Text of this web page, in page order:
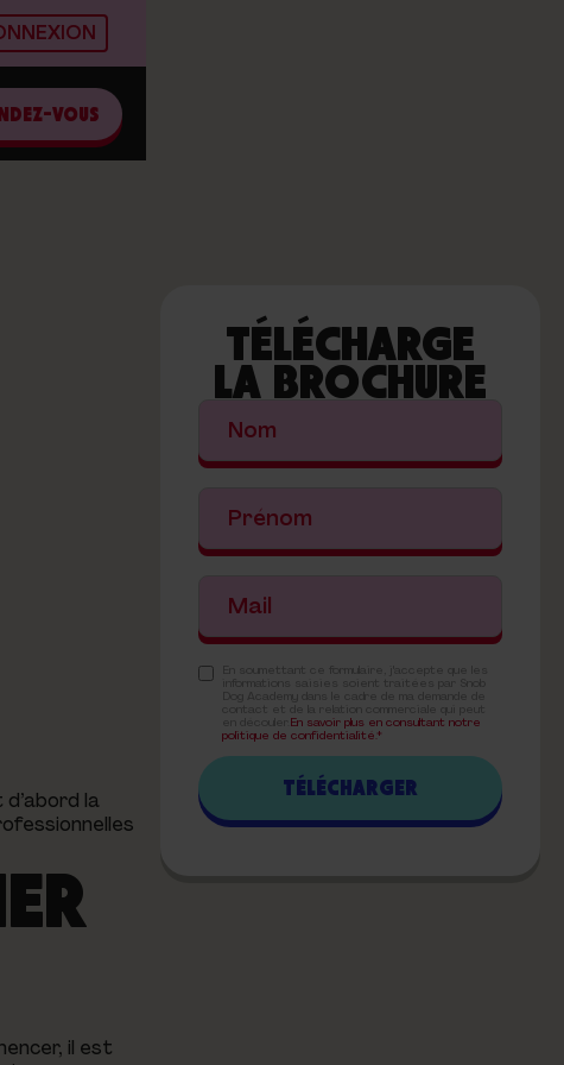
VOUS
la
il est
TÉLÉCHARGE
LA BROCHURE
En savoir plus en consultant notre
politique de confidentialité.*